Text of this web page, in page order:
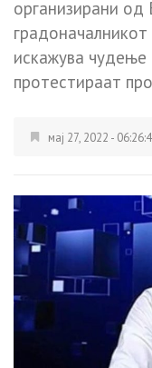
организирани
искажува чудење
протестираат
мај 27, 2022 -